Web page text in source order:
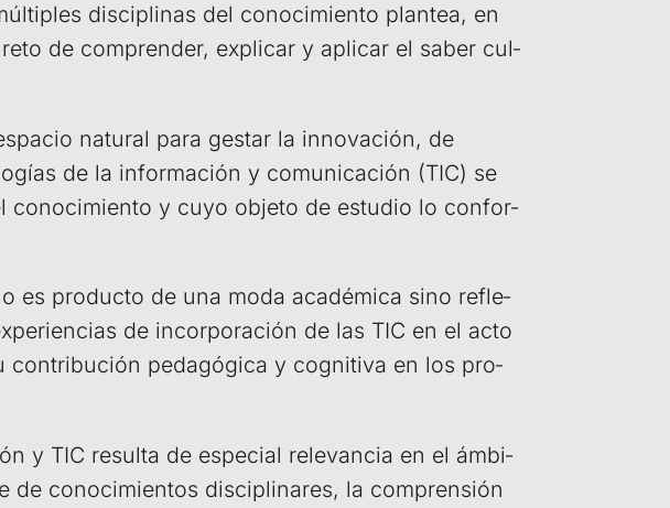
dis­ci­pli­nas del cono­ci­mien­to plan­tea, en
de com­pren­der, expli­car y apli­car el saber cul­
natu­ral para ges­tar la inno­va­ción, de
de la infor­ma­ción y comu­ni­ca­ción (TIC) se
cono­ci­mien­to y cuyo obje­to de estu­dio lo con­for­
es pro­duc­to de una moda aca­dé­mi­ca sino refle­
de incor­po­ra­ción de las TIC en el acto
con­tri­bu­ción peda­gó­gi­ca y cog­ni­ti­va en los pro­
y TIC resul­ta de espe­cial rele­van­cia en el ámbi­
de cono­ci­mien­tos dis­ci­pli­na­res, la com­pren­sión